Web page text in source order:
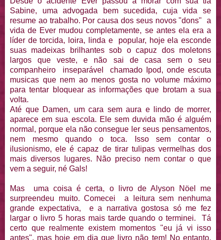
Sabine, uma advogada bem sucedida, cuja vida se
resume ao trabalho. Por causa dos seus novos "dons" a
vida de Ever mudou completamente, se antes ela era a
líder de torcida, loira, linda e popular, hoje ela esconde
suas madeixas brilhantes sob o capuz dos moletons
largos que veste, e não sai de casa sem o seu
companheiro inseparável chamado Ipod, onde escuta
musicas que nem ao menos gosta no volume máximo
para tentar bloquear as informações que brotam a sua
volta.
Até que Damen, um cara sem aura e lindo de morrer,
aparece em sua escola. Ele sem duvida mão é alguém
normal, porque ela não consegue ler seus pensamentos,
nem mesmo quando o toca. Isso sem contar o
ilusionismo, ele é capaz de tirar tulipas vermelhas dos
mais diversos lugares. Não preciso nem contar o que
vem a seguir, né Gals!
Mas uma coisa é certa, o livro de Alyson Nöel me
surpreendeu muito. Comecei a leitura sem nenhuma
grande expectativa, e a narrativa gostosa só me fez
largar o livro 5 horas mais tarde quando o terminei. Tá
certo que realmente existem momentos "eu já vi isso
antes", mas hoje em dia que livro não tem! No entanto,